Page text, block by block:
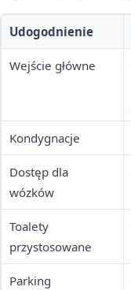
Udogodnienie
Wejście główne
Kondygnacje
Dostęp dla
wózków
Toalety
przystosowane
Parking